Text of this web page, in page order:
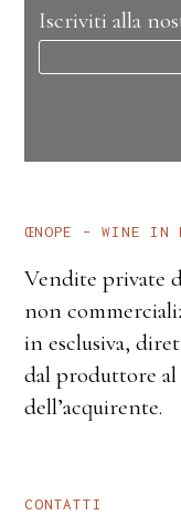
Iscriviti alla
ŒNOPE – WINE IN
Vendite private
non
in esclusiva,
dal produttore
dell’acquirente.
CONTATTI